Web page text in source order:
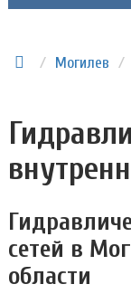
/ Могилев /
сетей в
области